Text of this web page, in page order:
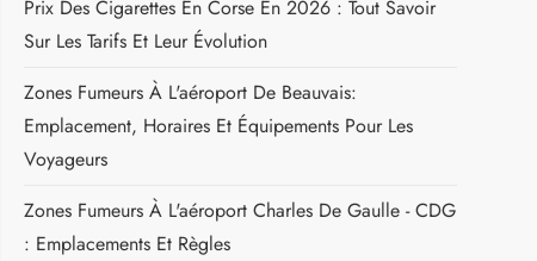
Prix Des Cigarettes En Corse En 2026 : Tout Savoir
Sur Les Tarifs Et Leur Évolution
Zones Fumeurs À L'aéroport De Beauvais:
Emplacement, Horaires Et Équipements Pour Les
Voyageurs
Zones Fumeurs À L'aéroport Charles De Gaulle - CDG
: Emplacements Et Règles